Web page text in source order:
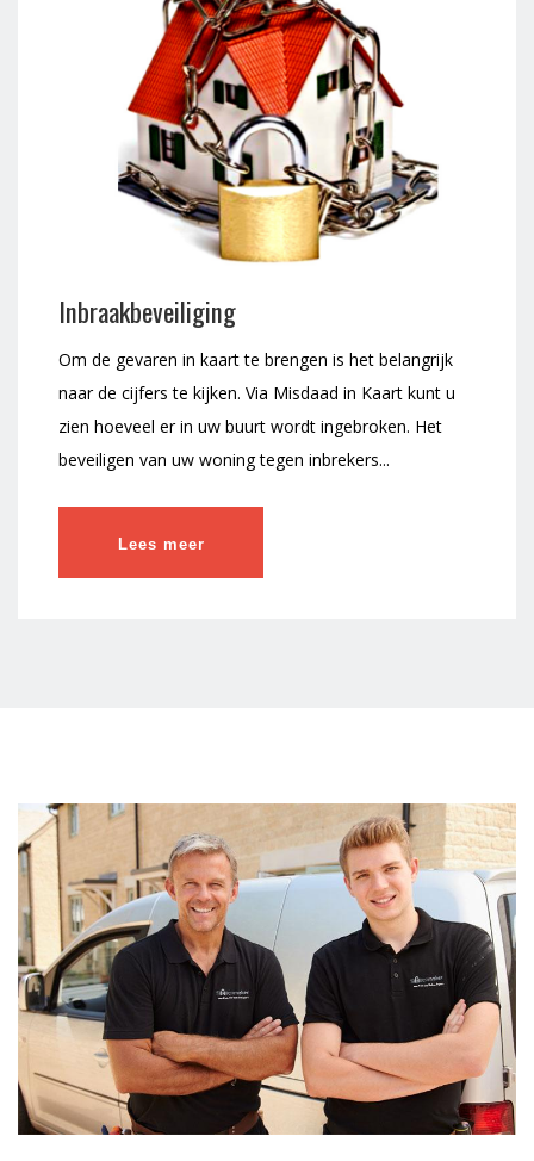
Inbraakbeveiliging
Om de gevaren in kaart te brengen is het belangrijk
naar de cijfers te kijken. Via Misdaad in Kaart kunt u
zien hoeveel er in uw buurt wordt ingebroken. Het
beveiligen van uw woning tegen inbrekers...
Lees meer